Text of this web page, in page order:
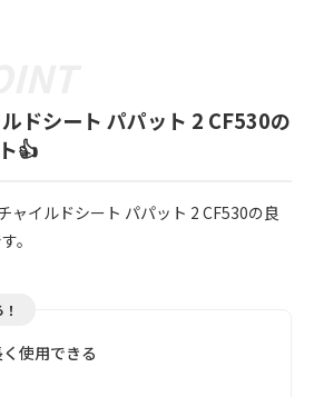
ドシート パパット 2 CF530の
👍
ャイルドシート パパット 2 CF530の良
。
使用できる